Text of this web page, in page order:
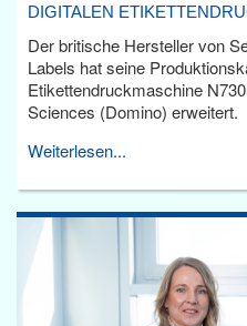
DIGITALEN
Der britische Hersteller von
Labels hat seine
Etikettendruckmaschine
Sciences (Domino) erweitert.
Weiterlesen...